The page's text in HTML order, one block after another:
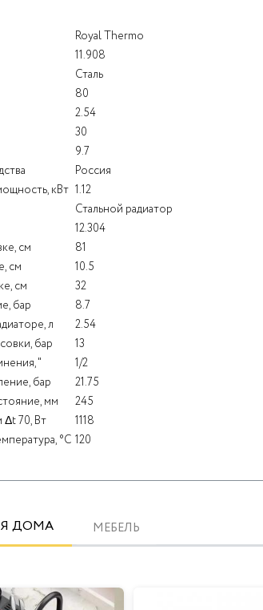
Royal Thermo
11.908
Сталь
80
2.54
30
9.7
Россия
кВт 1.12
Стальной радиатор
12.304
см
81
см
10.5
см
32
бар
8.7
л
2.54
бар
13
"
1/2
бар
21.75
мм
245
Δt 70, Вт
1118
°С 120
ДОМА МЕБЕЛЬ